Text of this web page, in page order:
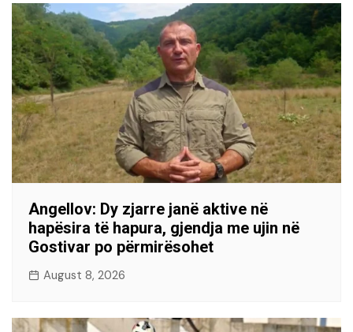
Angellov: Dy zjarre janë aktive në
hapësira të hapura, gjendja me ujin në
Gostivar po përmirësohet
August 8, 2026